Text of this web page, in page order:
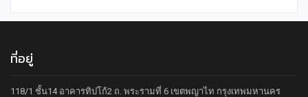
ที่อยู่
118/1 ชั้น14 อาคารทิปโก้2 ถ. พระรามที่ 6 เขตพญาไท กรุงเทพมหานคร